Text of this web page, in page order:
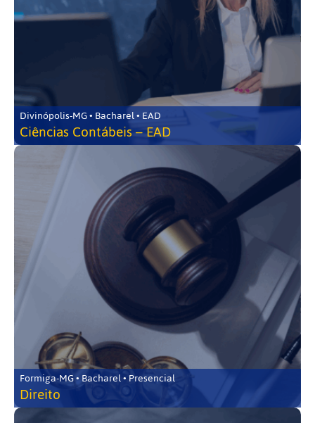
Divinópolis-MG • Bacharel • EAD
Ciências Contábeis – EAD
Formiga-MG • Bacharel • Presencial
Direito